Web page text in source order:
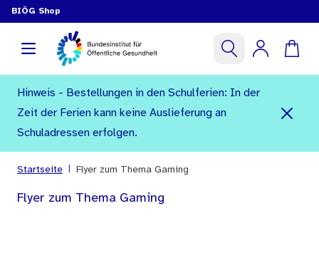
BIÖG Shop
Hinweis - Bestellungen in den Schulferien: In der
Zeit der Ferien kann keine Auslieferung an
Schuladressen erfolgen.
Startseite Flyer zum Thema Gaming
Flyer zum Thema Gaming